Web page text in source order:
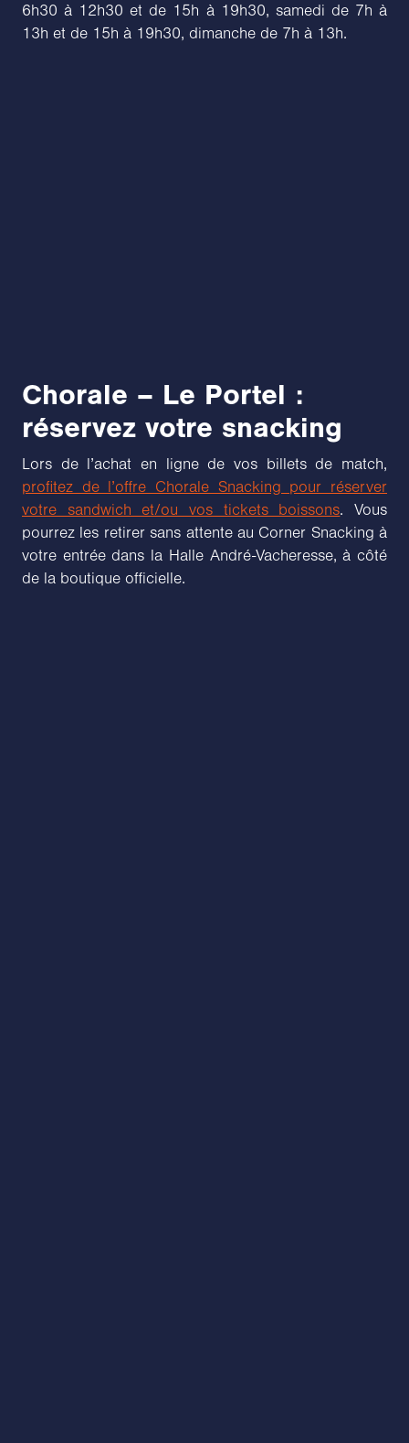
6h30 à 12h30 et de 15h à 19h30, samedi de 7h à
13h et de 15h à 19h30, dimanche de 7h à 13h.
Chorale – Le Portel :
réservez votre snacking
Lors de l’achat en ligne de vos billets de match,
profitez de l’offre Chorale Snacking pour réserver
votre sandwich et/ou vos tickets boissons. Vous
pourrez les retirer sans attente au Corner Snacking à
votre entrée dans la Halle André-Vacheresse, à côté
de la boutique officielle.